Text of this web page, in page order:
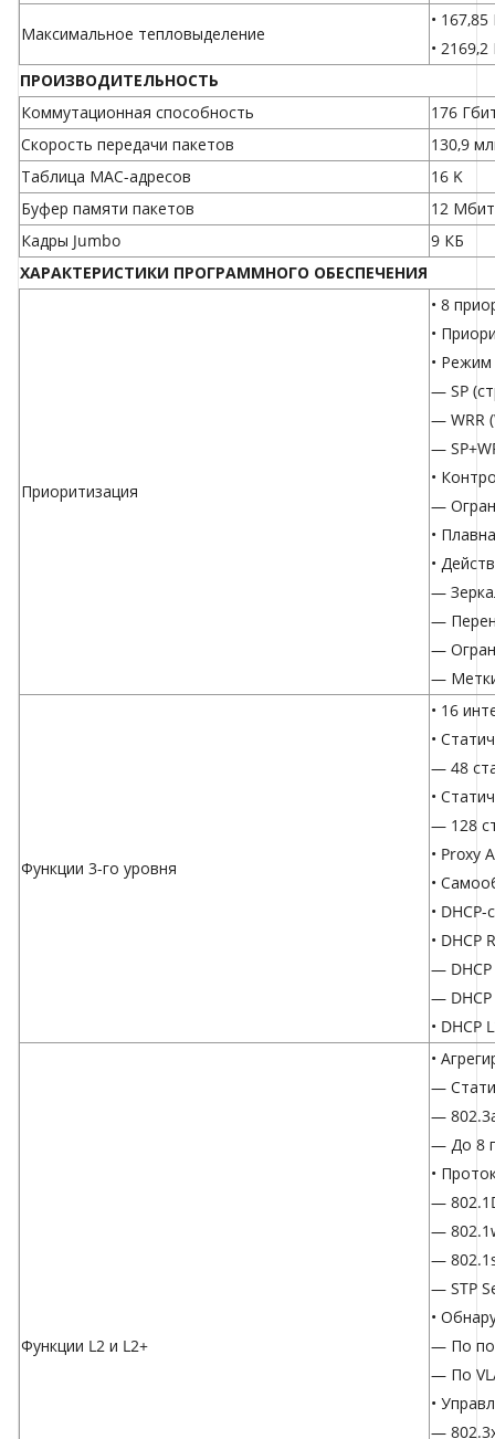
Максимальное тепловыделение
•
•
ПРОИЗВОДИТЕЛЬНОСТЬ
Коммутационная способность
176
Скорость передачи пакетов
130,9
Таблица МАС-адресов
16 K
Буфер памяти пакетов
12 Мбит
Кадры Jumbo
9 КБ
ХАРАКТЕРИСТИКИ ПРОГРАММНОГО ОБЕСПЕЧЕНИЯ
Приоритизация
• 8
•
•
— SP
— WRR
—
•
—
•
•
—
—
—
—
Функции 3-го уровня
• 16
•
— 48
•
— 128
• Proxy
•
• DHCP-
• DHCP
—
— DHCP
• DHCP
Функции L2 и L2+
•
—
—
— До 8
•
—
—
—
— STP
•
— По
— По
•
—